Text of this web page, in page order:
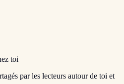
toi
par les lecteurs autour de toi et